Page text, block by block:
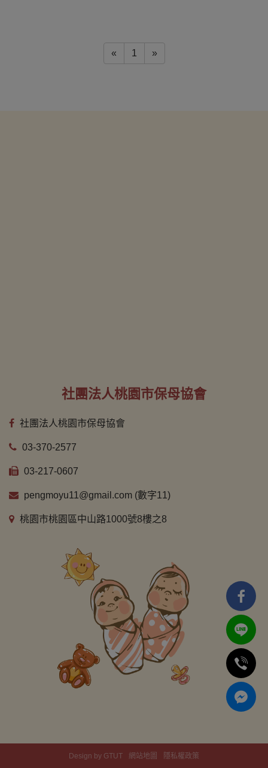
« 1 »
社團法人桃園市保母協會
社團法人桃園市保母協會
03-370-2577
03-217-0607
pengmoyu11@gmail.com (數字11)
桃園市桃園區中山路1000號8樓之8
Design by GTUT 網站地圖 隱私權政策